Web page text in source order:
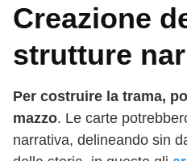
Creazione
strutture
Per costruire la trama,
mazzo. Le carte
narrativa, delineando sin